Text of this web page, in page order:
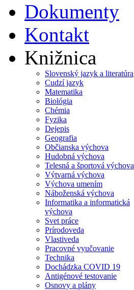
Dokumenty
Kontakt
Knižnica
Slovenský jazyk a literatúra
Cudzí jazyk
Matematika
Biológia
Chémia
Fyzika
Dejepis
Geografia
Občianska výchova
Hudobná výchova
Telesná a športová výchova
Výtvarná výchova
Výchova umením
Náboženská výchova
Informatika a informatická
výchova
Svet práce
Prírodoveda
Vlastiveda
Pracovné vyučovanie
Technika
Dochádzka COVID 19
Antigénové testovanie
Osnovy a plány